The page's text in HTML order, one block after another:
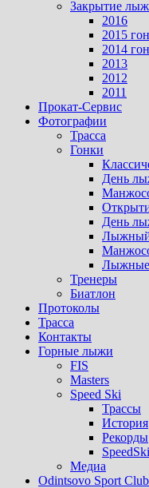
Закрытие
2016
2015
2014
2013
2012
2011
Прокат-Сервис
Фотографии
Трасса
Гонки
День
День
Лыжный
Лыжные
Тренеры
Биатлон
Протоколы
Трасса
Контакты
Горные лыжи
FIS
Masters
Speed Ski
Трассы
История
Рекорды
Медиа
Odintsovo Sport Club